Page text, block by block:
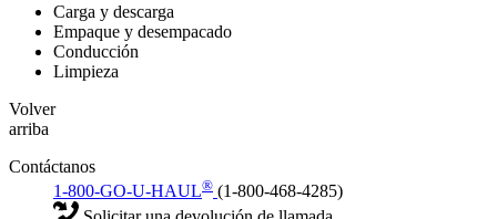
Carga y descarga
Empaque y desempacado
Conducción
Limpieza
Volver
arriba
Contáctanos
1-800-GO-U-HAUL® (1-800-468-4285)